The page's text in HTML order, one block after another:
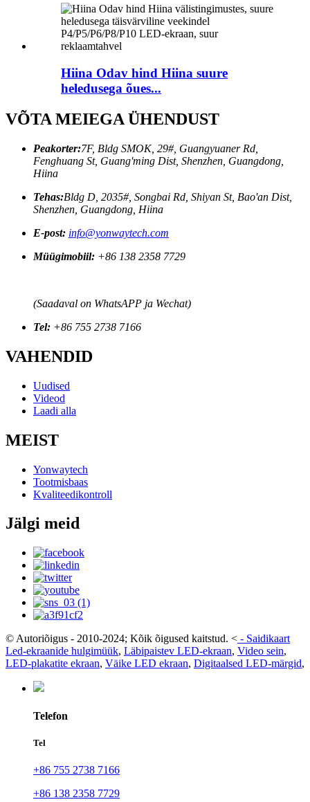
Hiina Odav hind Hiina suure
heledusega õues...
VÕTA MEIEGA ÜHENDUST
Peakorter:7F, Bldg SMOK, 29#, Guangyuaner Rd,
Fenghuang St, Guang'ming Dist, Shenzhen, Guangdong,
Hiina
Tehas:Bldg D, 2035#, Songbai Rd, Shiyan St, Bao'an Dist,
Shenzhen, Guangdong, Hiina
E-post: info@yonwaytech.com
Müügimobiil: +86 138 2358 7729
(Saadaval on WhatsAPP ja Wechat)
Tel: +86 755 2738 7166
VAHENDID
Uudised
Videod
Laadi alla
MEIST
Yonwaytech
Tootmisbaas
Kvaliteedikontroll
Jälgi meid
© Autoriõigus - 2010-2024; Kõik õigused kaitstud. < - Saidikaart
Led-ekraanide hulgimüük, Läbipaistev LED-ekraan, Video sein,
LED-plakatite ekraan, Väike LED ekraan, Digitaalsed LED-märgid,
Telefon
Tel
+86 755 2738 7166
+86 138 2358 7729